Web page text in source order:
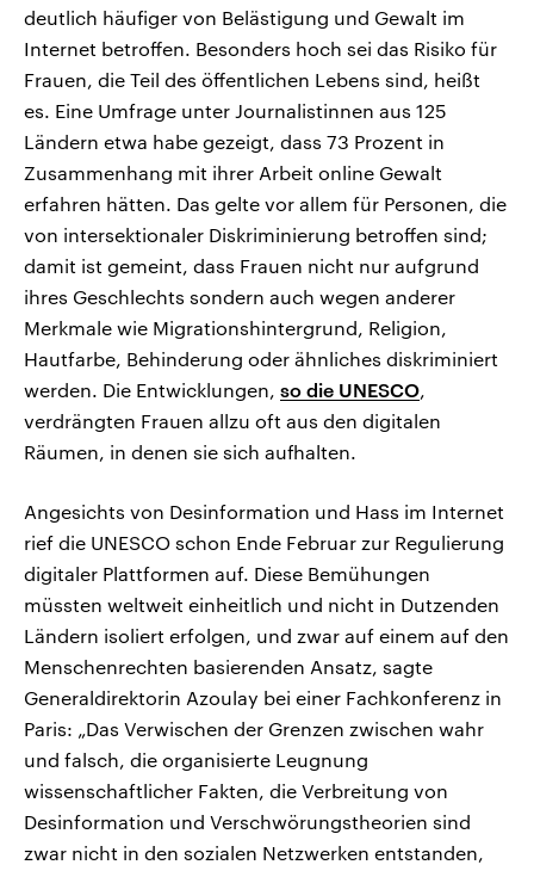
deutlich häufiger von Belästigung und Gewalt im
Internet betroffen. Besonders hoch sei das Risiko für
Frauen, die Teil des öffentlichen Lebens sind, heißt
es. Eine Umfrage unter Journalistinnen aus 125
Ländern etwa habe gezeigt, dass 73 Prozent in
Zusammenhang mit ihrer Arbeit online Gewalt
erfahren hätten. Das gelte vor allem für Personen, die
von intersektionaler Diskriminierung betroffen sind;
damit ist gemeint, dass Frauen nicht nur aufgrund
ihres Geschlechts sondern auch wegen anderer
Merkmale wie Migrationshintergrund, Religion,
Hautfarbe, Behinderung oder ähnliches diskriminiert
werden. Die Entwicklungen, so die UNESCO,
verdrängten Frauen allzu oft aus den digitalen
Räumen, in denen sie sich aufhalten.
Angesichts von Desinformation und Hass im Internet
rief die UNESCO schon Ende Februar zur Regulierung
digitaler Plattformen auf. Diese Bemühungen
müssten weltweit einheitlich und nicht in Dutzenden
Ländern isoliert erfolgen, und zwar auf einem auf den
Menschenrechten basierenden Ansatz, sagte
Generaldirektorin Azoulay bei einer Fachkonferenz in
Paris: „Das Verwischen der Grenzen zwischen wahr
und falsch, die organisierte Leugnung
wissenschaftlicher Fakten, die Verbreitung von
Desinformation und Verschwörungstheorien sind
zwar nicht in den sozialen Netzwerken entstanden,